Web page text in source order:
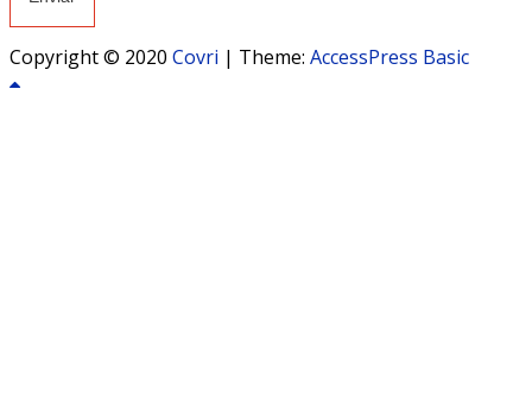
Copyright © 2020 Covri | Theme: AccessPress Basic